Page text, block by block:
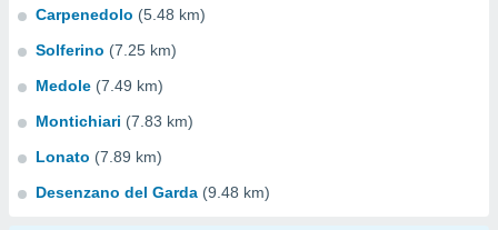
Carpenedolo (5.48 km)
Solferino (7.25 km)
Medole (7.49 km)
Montichiari (7.83 km)
Lonato (7.89 km)
Desenzano del Garda (9.48 km)